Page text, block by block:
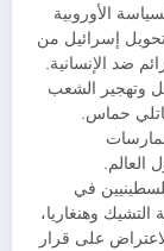
الأوروبية
إسرائيل من
ضد الإنسانية.
وتهجير الشعب
حماس.
العالم.
في
التشيك وهنغاريا،
على قرار